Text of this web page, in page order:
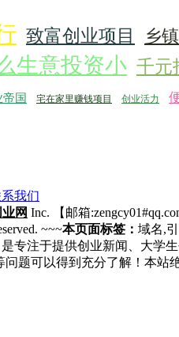
致富创业项目 乡
生意投资小 千元
国 宅在家里赚钱项目 创业活力
我们
网 Inc.
【邮箱
~~~本页面标签： 域名,
是专注于提供创业新闻、大学
题可以得到充分了解！本站